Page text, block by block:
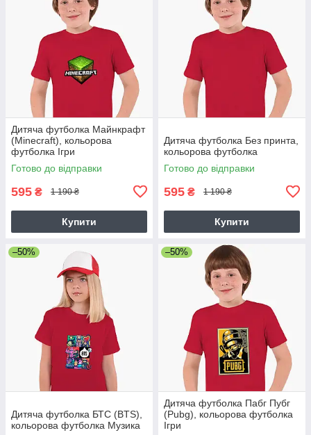
Дитяча футболка Майнкрафт
(Minecraft), кольорова
футболка Ігри
Готово до відправки
595 ₴ 1 190 ₴
Купити
Дитяча футболка Без принта,
кольорова футболка
Готово до відправки
595 ₴ 1 190 ₴
Купити
–50%
Дитяча футболка БТС (BTS),
кольорова футболка Музика
–50%
Дитяча футболка Пабг Пубг
(Pubg), кольорова футболка
Ігри